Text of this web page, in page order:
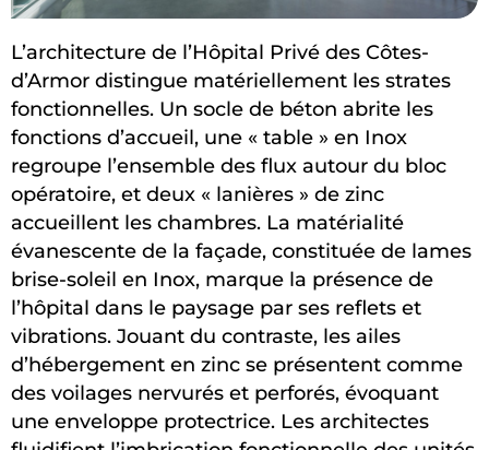
L’architecture de l’Hôpital Privé des Côtes-
d’Armor distingue matériellement les strates
fonctionnelles. Un socle de béton abrite les
fonctions d’accueil, une « table » en Inox
regroupe l’ensemble des flux autour du bloc
opératoire, et deux « lanières » de zinc
accueillent les chambres. La matérialité
évanescente de la façade, constituée de lames
brise-soleil en Inox, marque la présence de
l’hôpital dans le paysage par ses reflets et
vibrations. Jouant du contraste, les ailes
d’hébergement en zinc se présentent comme
des voilages nervurés et perforés, évoquant
une enveloppe protectrice. Les architectes